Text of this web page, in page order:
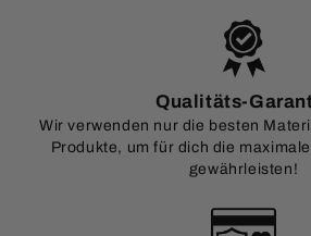
Qualitäts-
Wir verwenden nur die besten
Produkte, um für dich die
gewährleisten!